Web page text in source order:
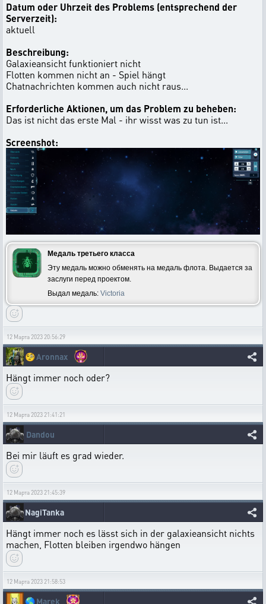
Datum oder Uhrzeit des Problems (entsprechend der
Serverzeit):
aktuell
Beschreibung:
Galaxieansicht funktioniert nicht
Flotten kommen nicht an - Spiel hängt
Chatnachrichten kommen auch nicht raus...
Erforderliche Aktionen, um das Problem zu beheben:
Das ist nicht das erste Mal - ihr wisst was zu tun ist...
Screenshot:
Медаль третьего класса
Эту медаль можно обменять на медаль флота. Выдается за
заслуги перед проектом.
Выдал медаль: Victoria
12 Марта 2023 20:56:29
🧐Aronnax
Hängt immer noch oder?
12 Марта 2023 21:41:21
Dandou
Bei mir läuft es grad wieder.
12 Марта 2023 21:45:39
NagiTanka
Hängt immer noch es lässt sich in der galaxieansicht nichts
machen, Flotten bleiben irgendwo hängen
12 Марта 2023 21:58:53
🌎Marek